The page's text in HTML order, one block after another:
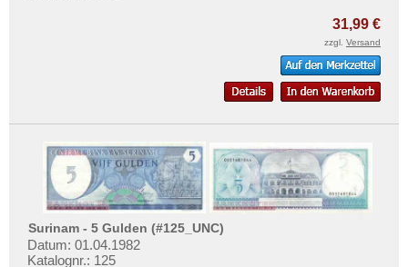
31,99 €
zzgl. Versand
Surinam - 5 Gulden (#125_UNC)
Datum: 01.04.1982
Katalognr.: 125